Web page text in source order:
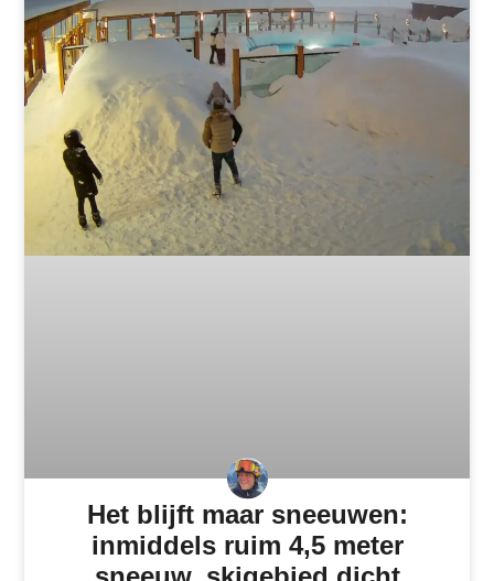
Het blijft maar sneeuwen:
inmiddels ruim 4,5 meter